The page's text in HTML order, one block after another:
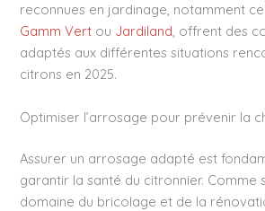
reconnues en jardinage, notamment
Gamm Vert ou Jardiland, offrent des
adaptés aux différentes situations
citrons en 2025.
Optimiser l’arrosage pour prévenir la
Assurer un arrosage adapté est
garantir la santé du citronnier. Comme
domaine du bricolage et de la